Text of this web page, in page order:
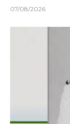
07/08/2026